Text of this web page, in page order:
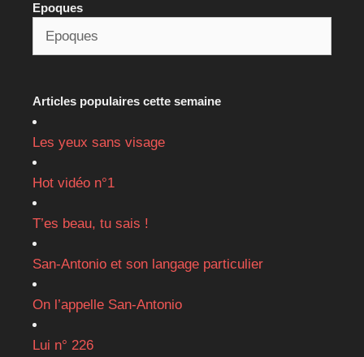
Epoques
Articles populaires cette semaine
Les yeux sans visage
Hot vidéo n°1
T’es beau, tu sais !
San-Antonio et son langage particulier
On l’appelle San-Antonio
Lui n° 226